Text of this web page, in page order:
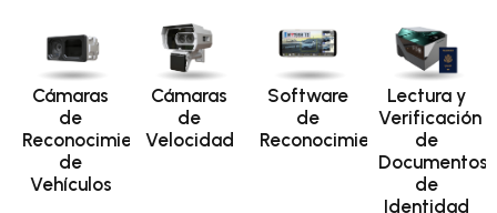
Cámaras
de
Reconocimiento
de
Vehículos
Cámaras
de
Velocidad
Software
de
Reconocimiento
Lectura y
Verificación
de
Documentos
de
Identidad